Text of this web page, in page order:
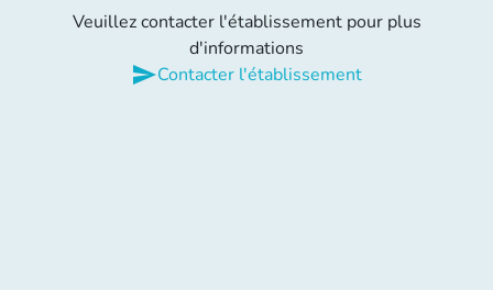
Veuillez contacter l'établissement pour plus
d'informations
sendContacter l'établissement